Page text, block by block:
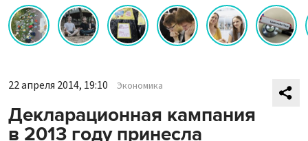
22 апреля 2014, 19:10 Экономика
Декларационная кампания
в 2013 году принесла